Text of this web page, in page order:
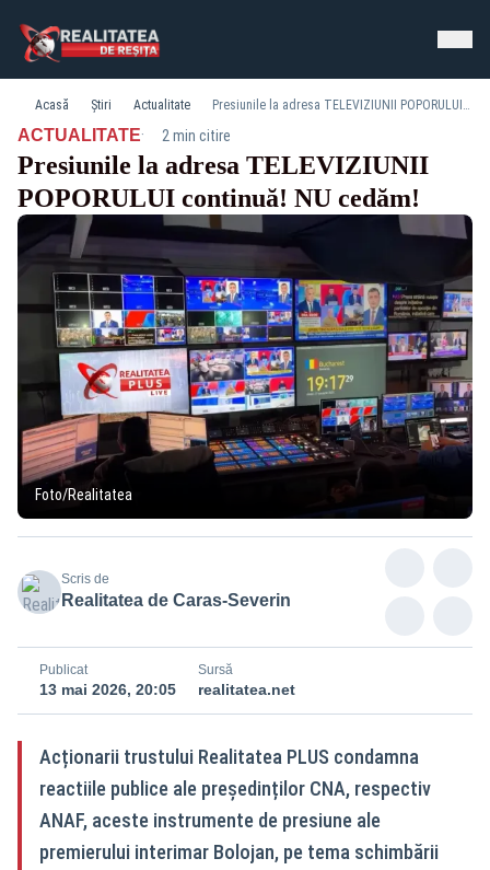
Acasă Știri Actualitate Presiunile la adresa TELEVIZIUNII POPORULUI continuă! NU cedăm!
ACTUALITATE· 2 min citire
Presiunile la adresa TELEVIZIUNII
POPORULUI continuă! NU cedăm!
Foto/Realitatea
Scris de
Realitatea de Caras-Severin
Publicat
13 mai 2026, 20:05
Sursă
realitatea.net
Acționarii trustului Realitatea PLUS condamna
reactiile publice ale președinților CNA, respectiv
ANAF, aceste instrumente de presiune ale
premierului interimar Bolojan, pe tema schimbării